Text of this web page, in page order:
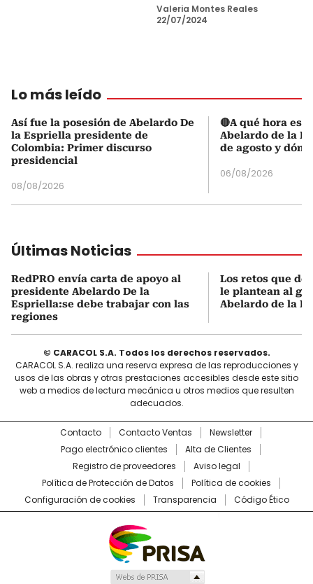
Valeria Montes Reales
22/07/2024
Lo más leído
Así fue la posesión de Abelardo De
la Espriella presidente de
Colombia: Primer discurso
presidencial
08/08/2026
🔴A qué hora es
Abelardo de la
de agosto y
06/08/2026
Últimas Noticias
RedPRO envía carta de apoyo al
presidente Abelardo De la
Espriella:se debe trabajar con las
regiones
Los retos que
le plantean al
Abelardo de la
© CARACOL S.A. Todos los derechos reservados.
CARACOL S.A. realiza una reserva expresa de las reproducciones y
usos de las obras y otras prestaciones accesibles desde este sitio
web a medios de lectura mecánica u otros medios que resulten
adecuados.
Contacto Contacto Ventas
Newsletter
Pago electrónico clientes
Alta de Clientes
Registro de proveedores
Aviso legal
Política de Protección de Datos
Política de cookies
Configuración de cookies
Transparencia Código Ético